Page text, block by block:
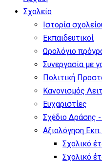
Σχολείο
Ιστορία
Εκπαιδευτικοί
Ωρολόγιο
Συνεργασία με
Πολιτική
Κανονισμός
Ευχαριστίες
Σχέδιο Δράσης
Αξιολόγηση
Σχολικό
Σχολικό